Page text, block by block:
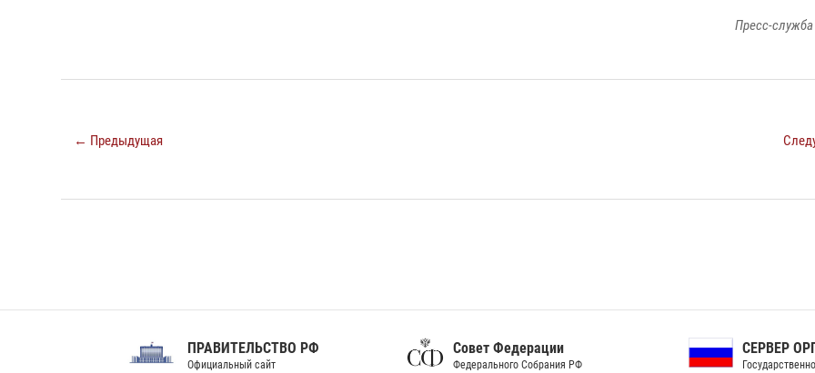
Пресс-служба
← Предыдущая
ПРАВИТЕЛЬСТВО РФ
Официальный сайт
Совет Федерации
Федерального Собрания РФ
СЕРВЕР ОРГАНОВ
Государственной власти РФ